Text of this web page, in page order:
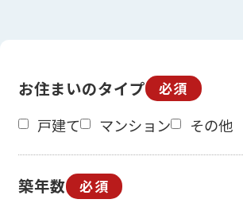
お住まいのタイプ 必須
戸建て マンション その他
築年数 必須